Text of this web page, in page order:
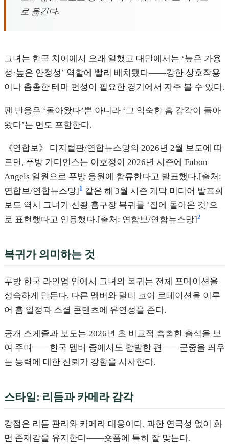
로 옮긴다.
그녀는 한국 치어에서 오래 일했고 대만에서는 ‘높은 가용
성·높은 안정성’ 역할에 빨리 배치됐다——강한 상호작용
이나 촘촘한 테마 편성이 필요한 경기에서 자주 볼 수 있다.
팬 반응은 ‘돌아왔다’뿐 아니라 ‘그 익숙한 홈 감각이 돌아
왔다’는 면도 포함한다.
《연합보》 디지털판/연합뉴스망의 2026년 2월 보도에 따
르면, 푸방 가디언스는 이호정이 2026년 시즌에 Fubon
Angels 일원으로 푸방 응원에 합류한다고 발표했다.[출처:
연합보/연합뉴스망] 1 같은 해 3월 시즌 개막 미디어 발표회
보도 역시 그녀가 신좡 홈구장 복귀를 ‘집에 돌아온 것’으
로 표현했다고 인용했다.[출처: 연합보/연합뉴스망] 2
복귀가 의미하는 것
푸방 한국 라인업 안에서 그녀의 복귀는 전체 포메이션을
성숙하게 만든다. 다른 멤버와 멀티 코어 로테이션을 이루
어 홈 일정과 소셜 콘텐츠에 유연성을 준다.
공개 스케줄과 보도는 2026년 초 비교적 촘촘한 출석을 보
여 주며——한국 멤버 중에서도 활발한 편——군중을 띄우
는 능력에 대한 신뢰가 강함을 시사한다.
스타일: 리듬과 카메라 감각
강점은 리듬 관리와 카메라 대응이다. 과한 연극성 없이 화
면 존재감을 유지한다——숏폼에 특히 잘 맞는다.